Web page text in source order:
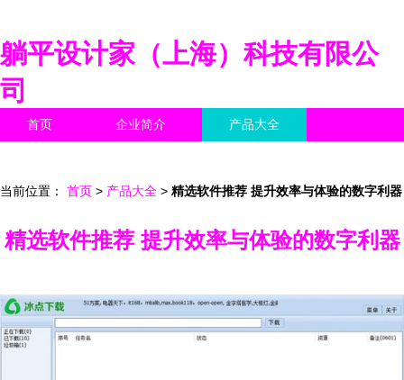
躺平设计家（上海）科技有限公
司
首页 企业简介 产品大全
当前位置： 首页 > 产品大全 > 精选软件推荐 提升效率与体验的数字利器
精选软件推荐 提升效率与体验的数字利器